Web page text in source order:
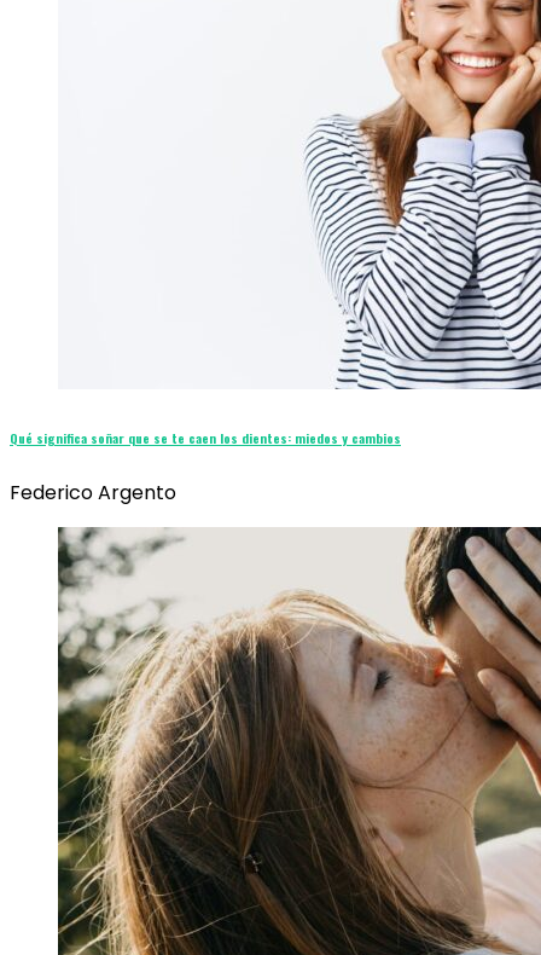
Qué significa soñar que se te caen los dientes: miedos y cambios
Federico Argento